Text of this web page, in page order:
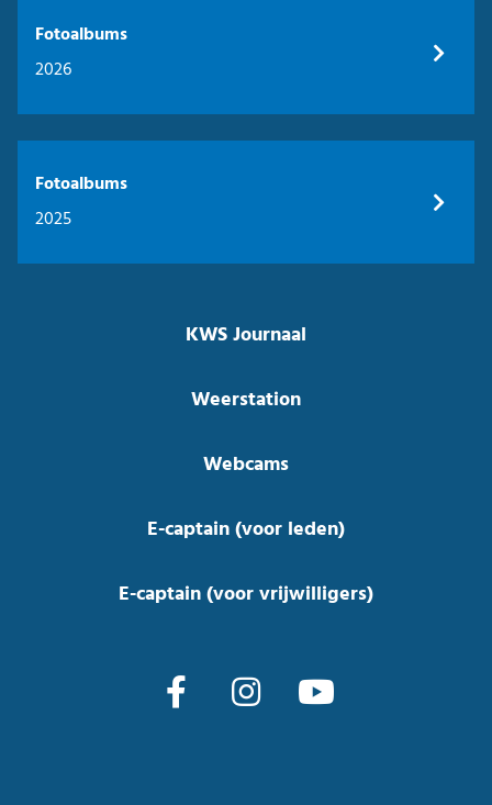
Fotoalbums
2026
Fotoalbums
2025
KWS Journaal
Weerstation
Webcams
E-captain (voor leden)
E-captain (voor vrijwilligers)